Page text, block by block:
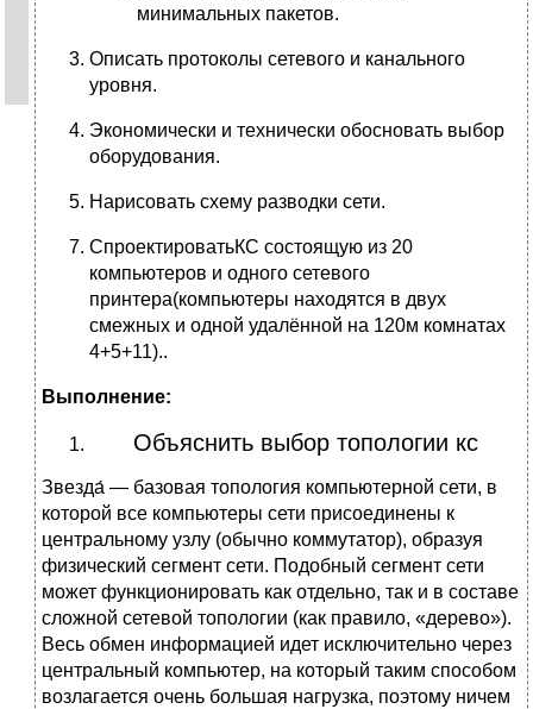
минимальных пакетов.
Описать протоколы сетевого и канального
уровня.
Экономически и технически обосновать выбор
оборудования.
Нарисовать схему разводки сети.
СпроектироватьКС состоящую из 20
компьютеров и одного сетевого
принтера(компьютеры находятся в двух
смежных и одной удалённой на 120м комнатах
4+5+11)..
Выполнение:
Объяснить выбор топологии кс
Звезда́ — базовая топология компьютерной сети, в
которой все компьютеры сети присоединены к
центральному узлу (обычно коммутатор), образуя
физический сегмент сети. Подобный сегмент сети
может функционировать как отдельно, так и в составе
сложной сетевой топологии (как правило, «дерево»).
Весь обмен информацией идет исключительно через
центральный компьютер, на который таким способом
возлагается очень большая нагрузка, поэтому ничем